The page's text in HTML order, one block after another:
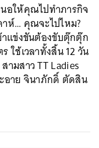
อให้คุณไปทำภารกิจ
าห์… คุณจะไปไหม?
แข่งขันต้องขับตุ๊กตุ๊ก
ใช้เวลาทั้งสิ้น 12 วัน
ามสาว TT Ladies
อาย จินาภักดิ์ ตัดสิน